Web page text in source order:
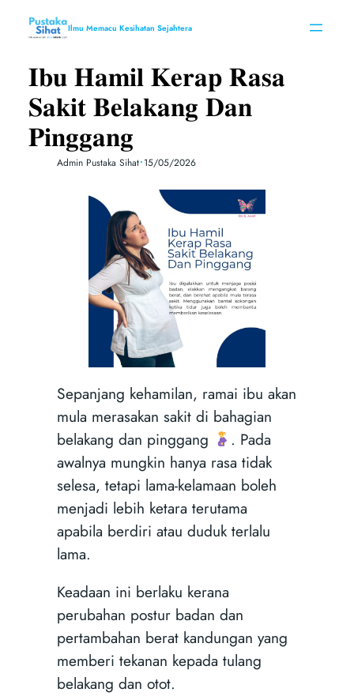
Ilmu Memacu Kesihatan Sejahtera
𝐈𝐛𝐮 𝐇𝐚𝐦𝐢𝐥 𝐊𝐞𝐫𝐚𝐩 𝐑𝐚𝐬𝐚
𝐒𝐚𝐤𝐢𝐭 𝐁𝐞𝐥𝐚𝐤𝐚𝐧𝐠 𝐃𝐚𝐧
𝐏𝐢𝐧𝐠𝐠𝐚𝐧𝐠
Admin Pustaka Sihat•15/05/2026
Sepanjang kehamilan, ramai ibu akan
mula merasakan sakit di bahagian
belakang dan pinggang
. Pada
awalnya mungkin hanya rasa tidak
selesa, tetapi lama-kelamaan boleh
menjadi lebih ketara terutama
apabila berdiri atau duduk terlalu
lama.
Keadaan ini berlaku kerana
perubahan postur badan dan
pertambahan berat kandungan yang
memberi tekanan kepada tulang
belakang dan otot.